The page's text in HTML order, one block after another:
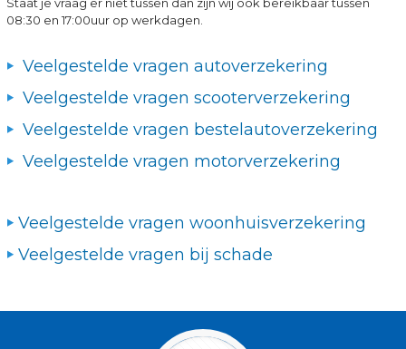
08:30 en 17:00uur op werkdagen.
Veelgestelde vragen autoverzekering
Veelgestelde vragen scooterverzekering
Veelgestelde vragen bestelautoverzekering
Veelgestelde vragen motorverzekering
Veelgestelde vragen woonhuisverzekering
Veelgestelde vragen bij schade